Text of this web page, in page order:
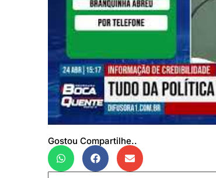
Gostou Compartilhe..